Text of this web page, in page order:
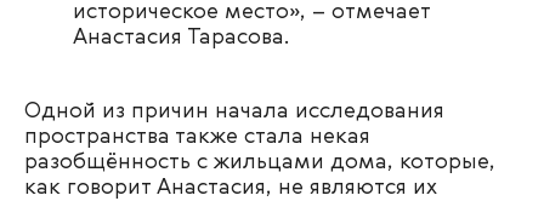
историческое место», – отмечает
Анастасия Тарасова.
Одной из причин начала исследования
пространства также стала некая
разобщённость с жильцами дома, которые,
как говорит Анастасия, не являются их